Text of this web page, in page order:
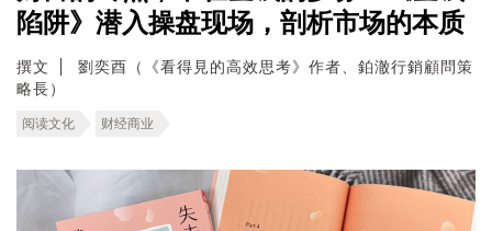
陷阱》潜入操盘现场，剖析市场的本质
撰文
劉奕酉（《看得見的高效思考》作者、鉑澈行銷顧問策
略長）
阅读文化 财经商业